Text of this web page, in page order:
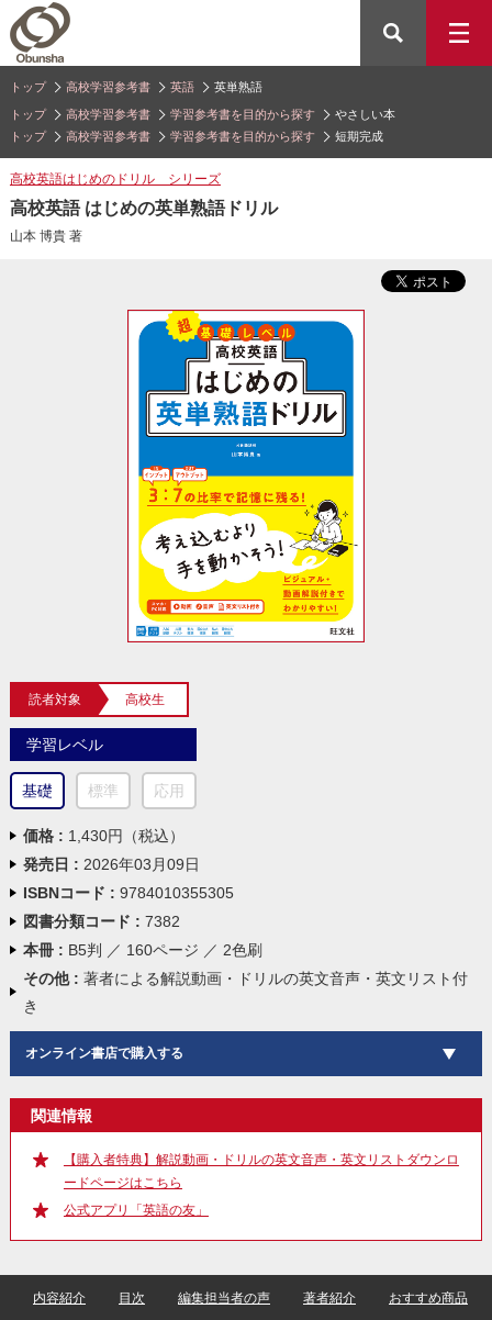
トップ 高校学習参考書 英語 英単熟語
トップ 高校学習参考書 学習参考書を目的から探す
やさしい本
トップ
高校学習参考書 学習参考書を目的から探す 短期完成
高校英語はじめのドリル シリーズ
高校英語 はじめの英単熟語ドリル
山本 博貴 著
読者対象 高校生
学習レベル
基礎 標準 応用
価格 : 1,430円（税込）
発売日 : 2026年03月09日
ISBNコード : 9784010355305
図書分類コード : 7382
本冊 : B5判 ／ 160ページ ／ 2色刷
その他 : 著者による解説動画・ドリルの英文音声・英文リスト付
き
オンライン書店で購入する
関連情報
【購入者特典】解説動画・ドリルの英文音声・英文リストダウンロ
ードページはこちら
公式アプリ「英語の友」
内容紹介 目次 編集担当者の声 著者紹介 おすすめ商品